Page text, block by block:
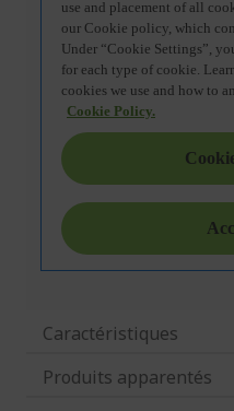
Caractéristiques
Produits apparentés